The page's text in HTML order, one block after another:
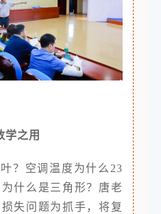
学之用
？空调温度为什么23
什么是三角形？唐老
失问题为抓手，将复